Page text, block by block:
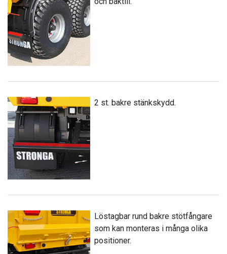
2 st. bakre stänkskydd.
Löstagbar rund bakre stötfångare
som kan monteras i många olika
positioner.